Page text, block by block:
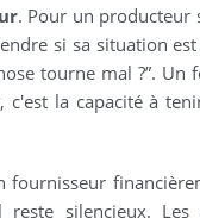
. Pour un producteur
si sa situation
tourne mal ?”.
la capacité à
fournisseur
silencieux. Les